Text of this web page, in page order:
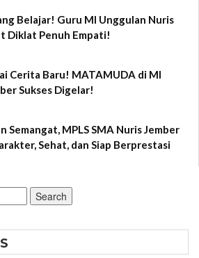
Belajar! Guru MI Unggulan Nuris
Diklat Penuh Empati!
Cerita Baru! MATAMUDA di MI
Sukses Digelar!
Semangat, MPLS SMA Nuris Jember
Sehat, dan Siap Berprestasi